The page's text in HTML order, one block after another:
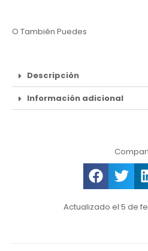
O También Puedes
Descripción
Información adicional
Actualizado el 5 de